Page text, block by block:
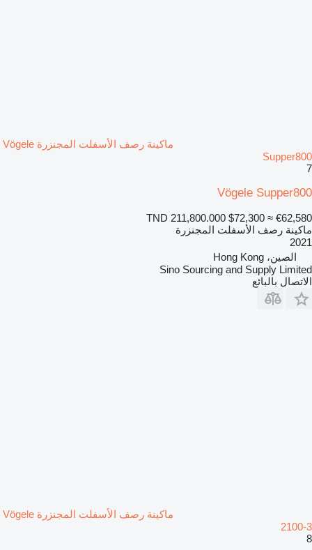
ماكينة رصف الأسفلت المجنزرة Vögele
Supper800
7
Vögele Supper800
TND 211,800.000 $72,300 ≈ €62,580
ماكينة رصف الأسفلت المجنزرة
2021
الصين، Hong Kong
Sino Sourcing and Supply Limited
الاتصال بالبائع
ماكينة رصف الأسفلت المجنزرة Vögele
2100-3
8